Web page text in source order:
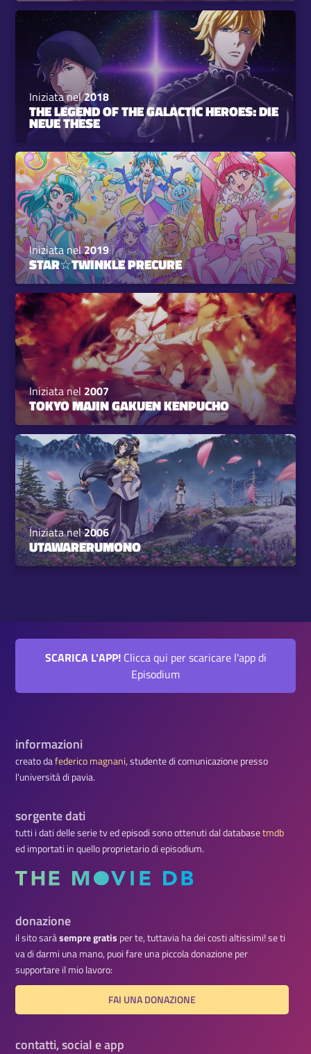
Iniziata nel2018
THE LEGEND OF THE GALACTIC HEROES: DIE
NEUE THESE
Iniziata nel2019
STAR☆TWINKLE PRECURE
Iniziata nel 2007
TOKYO MAJIN GAKUEN KENPUCHO
Iniziata nel2006
UTAWARERUMONO
SCARICA L'APP!Clicca qui per scaricare l'app di
Episodium
informazioni
creato dafederico magnani, studente di comunicazione presso
l'università di pavia.
sorgente dati
tutti i dati delle serie tv ed episodi sono ottenuti dal databasetmdb
ed importati in quello proprietario di episodium.
donazione
il sito saràsempre gratis per te, tuttavia ha dei costi altissimi! se ti
va di darmi una mano, puoi fare una piccola donazione per
supportare il mio lavoro:
FAI UNA DONAZIONE
contatti, social e app